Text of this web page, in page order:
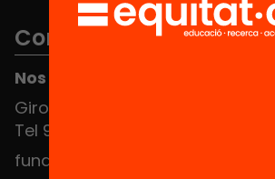
Contacto
Nos puedes encontrar en el
Girona 34, interior 08010
Tel 934 588 700
fundacio@equitat.org